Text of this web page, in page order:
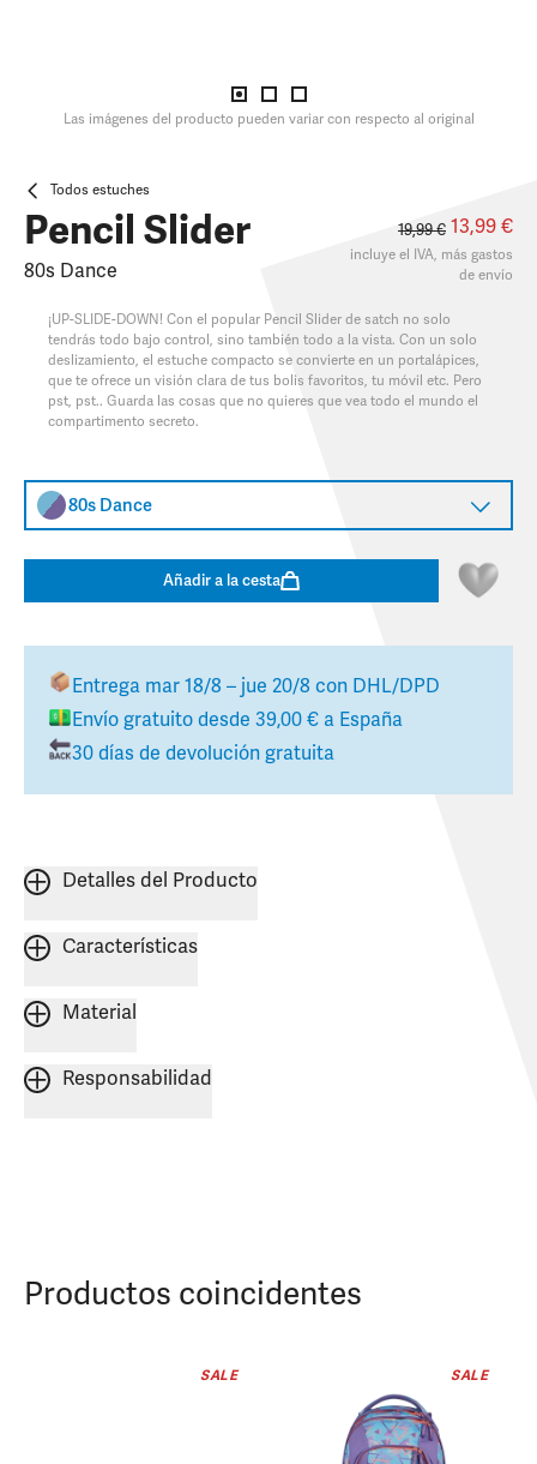
Las imágenes del producto pueden variar con respecto al original
Todos estuches
Pencil Slider
80s Dance
19,99 € 13,99 €
incluye el IVA, más gastos
de envío
¡UP-SLIDE-DOWN! Con el popular Pencil Slider de satch no solo
tendrás todo bajo control, sino también todo a la vista. Con un solo
deslizamiento, el estuche compacto se convierte en un portalápices,
que te ofrece un visión clara de tus bolis favoritos, tu móvil etc. Pero
pst, pst.. Guarda las cosas que no quieres que vea todo el mundo el
compartimento secreto.
80s Dance
Añadir a la cesta
Entrega mar 18/8 – jue 20/8 con DHL/DPD
Envío gratuito desde 39,00 € a España
30 días de devolución gratuita
Detalles del Producto
Características
Material
Responsabilidad
Productos coincidentes
SALE SALE